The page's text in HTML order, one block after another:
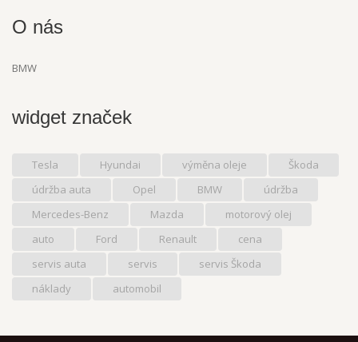
O nás
BMW
widget značek
Tesla Hyundai výměna oleje
Škoda
údržba auta
Opel BMW
údržba
Mercedes-Benz
Mazda
motorový olej
auto
Ford Renault
cena
servis auta
servis
servis Škoda
náklady
automobil